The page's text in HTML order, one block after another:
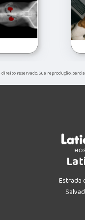
direito reservado. Sua reprodução,
Estrada